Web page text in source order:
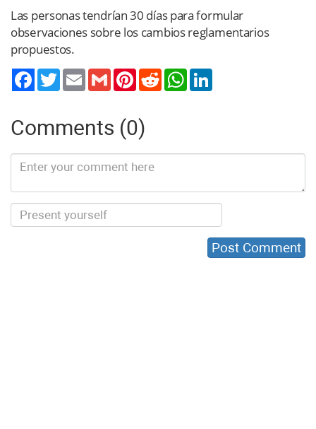
Las personas tendrían 30 días para formular
observaciones sobre los cambios reglamentarios
propuestos.
TwitterEmail Gmail PinterestReddit WhatsApp
Comments (0)